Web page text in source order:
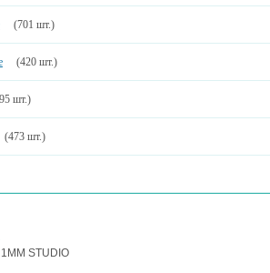
(701 шт.)
(420 шт.)
шт.)
(473 шт.)
STUDIO